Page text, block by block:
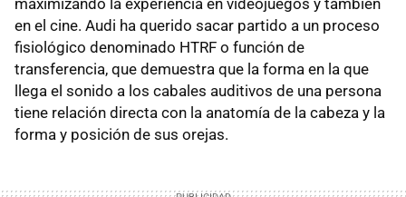
en el cine. Audi ha querido sacar partido a un proceso
fisiológico denominado HTRF o función de
transferencia, que demuestra que la forma en la que
llega el sonido a los cabales auditivos de una persona
tiene relación directa con la anatomía de la cabeza y la
forma y posición de sus orejas.